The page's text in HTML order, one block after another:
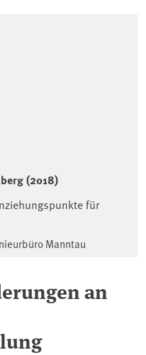
(2018)
für
Manntau
an